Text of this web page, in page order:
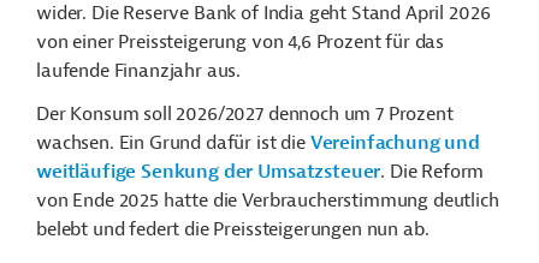
wider. Die Reserve Bank of India geht Stand April 2026
von einer Preissteigerung von 4,6 Prozent für das
laufende Finanzjahr aus.
Der Konsum soll 2026/2027 dennoch um 7 Prozent
wachsen. Ein Grund dafür ist die Vereinfachung und
weitläufige Senkung der Umsatzsteuer. Die Reform
von Ende 2025 hatte die Verbraucherstimmung deutlich
belebt und federt die Preissteigerungen nun ab.